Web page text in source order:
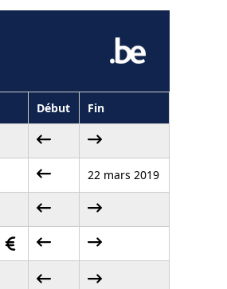
Début Fin
22 mars 2019